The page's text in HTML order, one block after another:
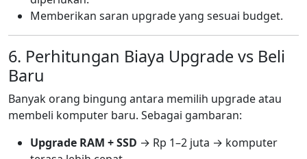
Memberikan saran upgrade yang sesuai budget.
6. Perhitungan Biaya Upgrade vs Beli
Baru
Banyak orang bingung antara memilih upgrade atau
membeli komputer baru. Sebagai gambaran:
Upgrade RAM + SSD → Rp 1–2 juta → komputer